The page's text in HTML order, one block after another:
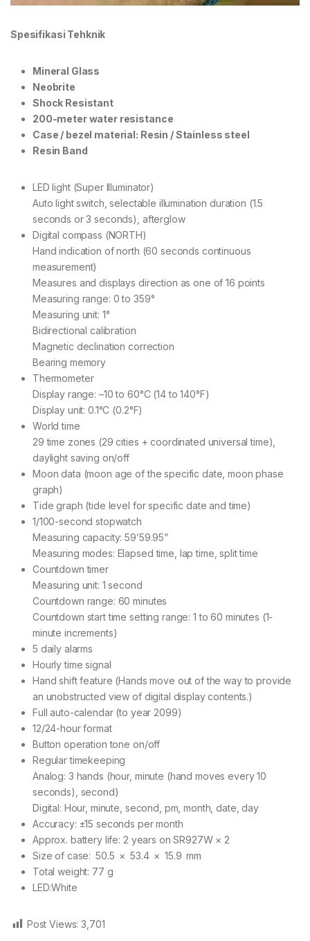
Spesifikasi Tehknik
Mineral Glass
Neobrite
Shock Resistant
200-meter water resistance
Case / bezel material: Resin / Stainless steel
Resin Band
LED light (Super Illuminator)
Auto light switch, selectable illumination duration (1.5
seconds or 3 seconds), afterglow
Digital compass (NORTH)
Hand indication of north (60 seconds continuous
measurement)
Measures and displays direction as one of 16 points
Measuring range: 0 to 359°
Measuring unit: 1°
Bidirectional calibration
Magnetic declination correction
Bearing memory
Thermometer
Display range: –10 to 60°C (14 to 140°F)
Display unit: 0.1°C (0.2°F)
World time
29 time zones (29 cities + coordinated universal time),
daylight saving on/off
Moon data (moon age of the specific date, moon phase
graph)
Tide graph (tide level for specific date and time)
1/100-second stopwatch
Measuring capacity: 59’59.95”
Measuring modes: Elapsed time, lap time, split time
Countdown timer
Measuring unit: 1 second
Countdown range: 60 minutes
Countdown start time setting range: 1 to 60 minutes (1-
minute increments)
5 daily alarms
Hourly time signal
Hand shift feature (Hands move out of the way to provide
an unobstructed view of digital display contents.)
Full auto-calendar (to year 2099)
12/24-hour format
Button operation tone on/off
Regular timekeeping
Analog: 3 hands (hour, minute (hand moves every 10
seconds), second)
Digital: Hour, minute, second, pm, month, date, day
Accuracy: ±15 seconds per month
Approx. battery life: 2 years on SR927W × 2
Size of case: 50.5 × 53.4 × 15.9 mm
Total weight: 77 g
LED:White
Post Views: 3,701